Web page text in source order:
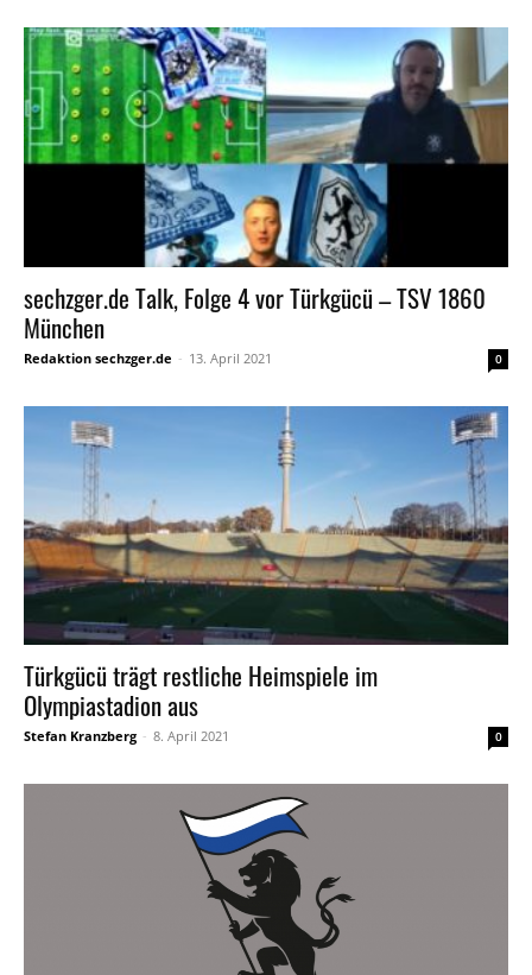
sechzger.de Talk, Folge 4 vor Türkgücü – TSV 1860
München
Redaktion sechzger.de - 13. April 2021 0
Türkgücü trägt restliche Heimspiele im
Olympiastadion aus
Stefan Kranzberg - 8. April 2021 0